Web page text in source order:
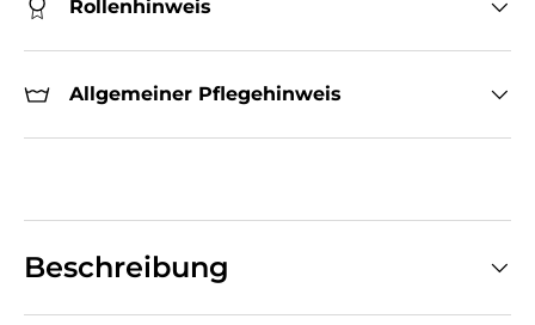
Rollenhinweis
Allgemeiner Pflegehinweis
Beschreibung